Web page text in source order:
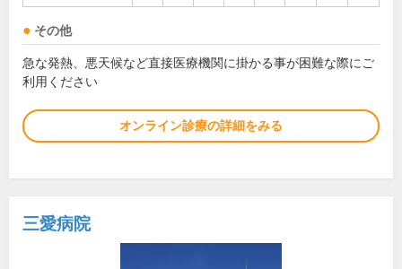
その他
急な発熱、悪天候など直接医療機関に掛かる事が困難な際にご
利用ください
オンライン診療の詳細をみる
三愛病院